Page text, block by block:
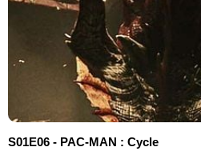
S01E06 - PAC-MAN : Cycle